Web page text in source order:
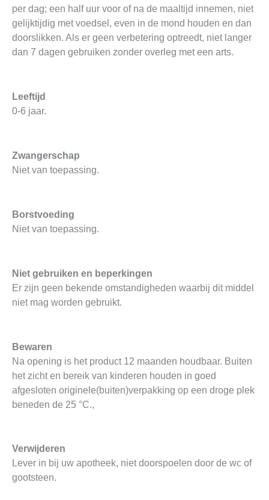
per dag; een half uur voor of na de maaltijd innemen, niet
gelijktijdig met voedsel, even in de mond houden en dan
doorslikken. Als er geen verbetering optreedt, niet langer
dan 7 dagen gebruiken zonder overleg met een arts.
Leeftijd
0-6 jaar.
Zwangerschap
Niet van toepassing.
Borstvoeding
Niet van toepassing.
Niet gebruiken en beperkingen
Er zijn geen bekende omstandigheden waarbij dit middel
niet mag worden gebruikt.
Bewaren
Na opening is het product 12 maanden houdbaar. Buiten
het zicht en bereik van kinderen houden in goed
afgesloten originele(buiten)verpakking op een droge plek
beneden de 25 °C.,
Verwijderen
Lever in bij uw apotheek, niet doorspoelen door de wc of
gootsteen.